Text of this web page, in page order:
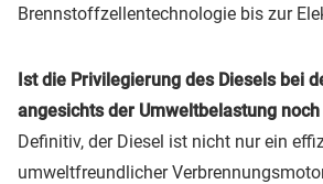
Brennstoffzellentechnologie bis zur
Ist die Privilegierung des Diesels bei
angesichts der Umweltbelastung
Definitiv, der Diesel ist nicht nur ein
umweltfreundlicher